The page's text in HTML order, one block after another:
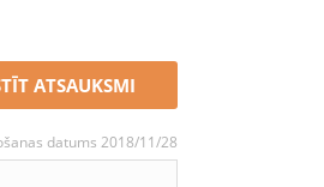
ATSAUKSMI
datums 2018/11/28